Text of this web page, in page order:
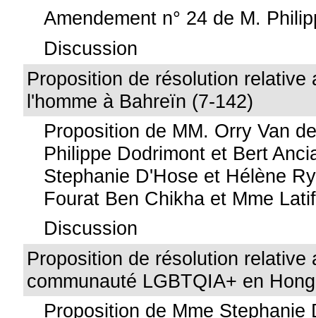
Amendement n° 24 de M.
Discussion
Proposition de résolution relative
l'homme à Bahreïn (7-142)
Proposition de MM. Orry Van
Philippe Dodrimont et Bert
Stephanie D'Hose et Hélène
Fourat Ben Chikha et Mme
Discussion
Proposition de résolution relative
communauté LGBTQIA+ en
Proposition de Mme Stephanie